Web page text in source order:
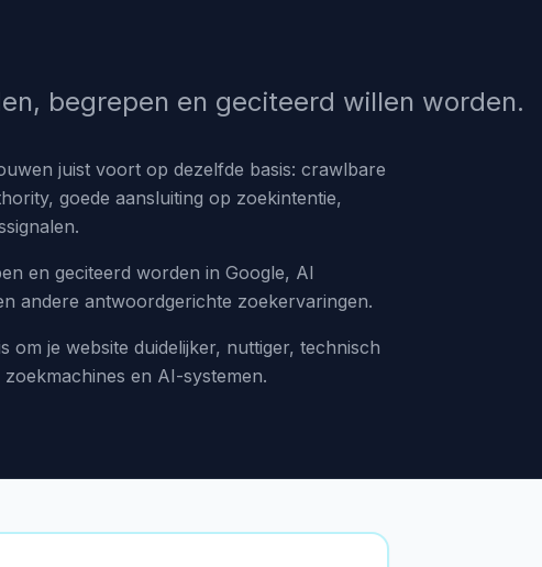
begrepen en geciteerd willen worden.
juist voort op dezelfde basis: crawlbare
goede aansluiting op zoekintentie,
en geciteerd worden in Google, AI
andere antwoordgerichte zoekervaringen.
om je website duidelijker, nuttiger, technisch
en AI-systemen.